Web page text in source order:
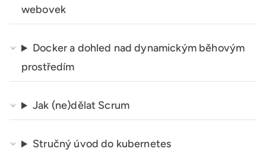
webovek
Docker a dohled nad dynamickým běhovým
prostředím
Jak (ne)dělat Scrum
Stručný úvod do kubernetes